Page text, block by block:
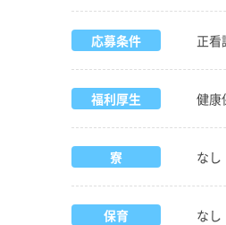
応募条件 正看
福利厚生 健康
寮 なし
保育 なし